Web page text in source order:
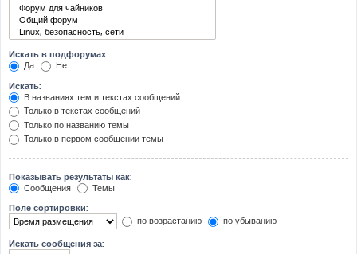
Искать в подфорумах:
Да
Нет
Искать:
В названиях тем и текстах сообщений
Только в текстах сообщений
Только по названию темы
Только в первом сообщении темы
Показывать результаты как:
Сообщения
Темы
Поле сортировки:
по возрастанию
по убыванию
Искать сообщения за: